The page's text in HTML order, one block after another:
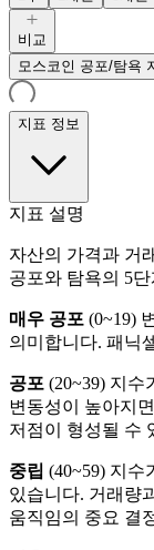
비교
모스코인 공포/탐욕
지표 정보
지표 설명
자산의 가격과 거
공포와 탐욕의 5
매우 공포 (0~19)
의미합니다. 패닉
공포 (20~39) 지수
변동성이 높아지
저점이 형성될 수
중립 (40~59) 지수
있습니다. 거래량
움직임의 중요 결